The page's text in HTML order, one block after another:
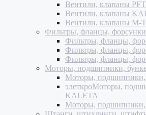
Вентили, клапаны PFT
Вентили, клапаны
Вентили, клапаны M-
Фильтры, фланцы, форсунки
Фильтры, фланцы,
Фильтры, фланцы,
Фильтры, фланцы,
Моторы, подшипники,
Моторы, подшипники,
элеткроМоторы,
KALETA
Моторы, подшипники,